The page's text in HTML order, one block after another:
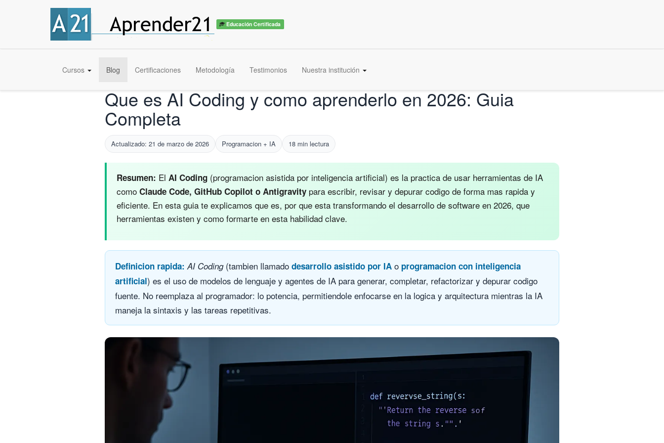
Educación Certificada
Cursos Blog Certificaciones Metodología Testimonios Nuestra institución
Que es AI Coding y como aprenderlo en 2026: Guia
Completa
Actualizado: 21 de marzo de 2026 Programacion + IA 18 min lectura
Resumen: El AI Coding (programacion asistida por inteligencia artificial) es la practica de usar herramientas de IA
como Claude Code, GitHub Copilot o Antigravity para escribir, revisar y depurar codigo de forma mas rapida y
eficiente. En esta guia te explicamos que es, por que esta transformando el desarrollo de software en 2026, que
herramientas existen y como formarte en esta habilidad clave.
Definicion rapida: AI Coding(tambien llamado desarrollo asistido por IA o programacion con inteligencia
artificial) es el uso de modelos de lenguaje y agentes de IA para generar, completar, refactorizar y depurar codigo
fuente. No reemplaza al programador: lo potencia, permitiendole enfocarse en la logica y arquitectura mientras la IA
maneja la sintaxis y las tareas repetitivas.